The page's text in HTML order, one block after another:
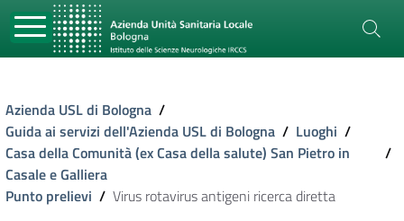
Azienda USL di Bologna /
Guida ai servizi dell'Azienda USL di Bologna / Luoghi /
Casa della Comunità (ex Casa della salute) San Pietro in
Casale e Galliera
/
Punto prelievi / Virus rotavirus antigeni ricerca diretta